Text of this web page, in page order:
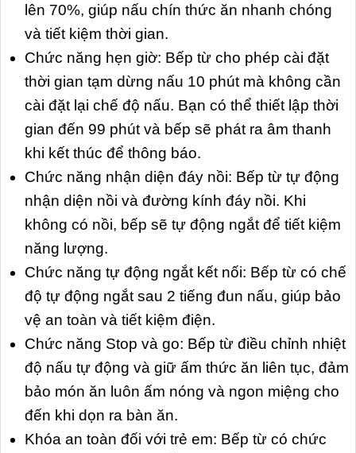
lên 70%, giúp nấu chín thức ăn nhanh chóng
và tiết kiệm thời gian.
Chức năng hẹn giờ: Bếp từ cho phép cài đặt
thời gian tạm dừng nấu 10 phút mà không cần
cài đặt lại chế độ nấu. Bạn có thể thiết lập thời
gian đến 99 phút và bếp sẽ phát ra âm thanh
khi kết thúc để thông báo.
Chức năng nhận diện đáy nồi: Bếp từ tự động
nhận diện nồi và đường kính đáy nồi. Khi
không có nồi, bếp sẽ tự động ngắt để tiết kiệm
năng lượng.
Chức năng tự động ngắt kết nối: Bếp từ có chế
độ tự động ngắt sau 2 tiếng đun nấu, giúp bảo
vệ an toàn và tiết kiệm điện.
Chức năng Stop và go: Bếp từ điều chỉnh nhiệt
độ nấu tự động và giữ ấm thức ăn liên tục, đảm
bảo món ăn luôn ấm nóng và ngon miệng cho
đến khi dọn ra bàn ăn.
Khóa an toàn đối với trẻ em: Bếp từ có chức